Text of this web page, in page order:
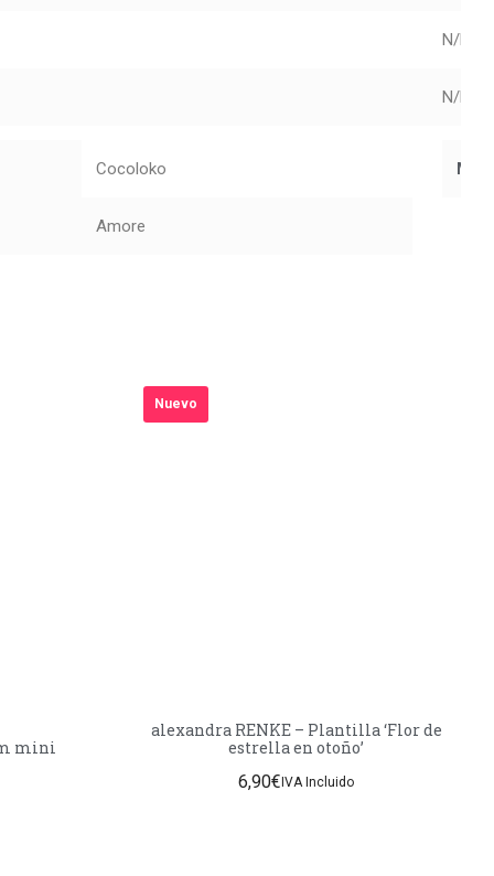
N/D
N/D
Cocoloko
Amore
mini
Nuevo
alexandra RENKE – Plantilla ‘Flor de
estrella en otoño’
6,90€IVA Incluido